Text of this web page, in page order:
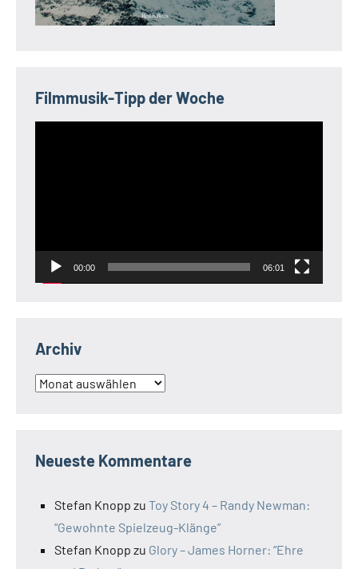
Filmmusik-Tipp der Woche
00:00 06:01
Archiv
Archiv
Neueste Kommentare
Stefan Knopp zu Toy Story 4 – Randy Newman:
“Gewohnte Spielzeug-Klänge”
Stefan Knopp zu Glory – James Horner: “Ehre